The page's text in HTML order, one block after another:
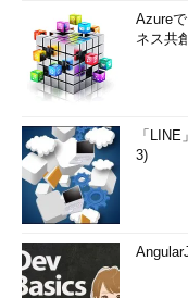
Azure
ネス共
「
3)